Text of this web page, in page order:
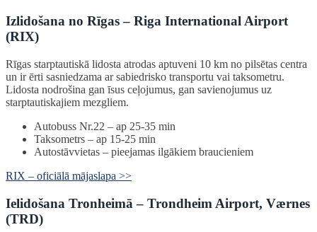
Izlidošana no Rīgas – Riga International Airport
(RIX)
Rīgas starptautiskā lidosta atrodas aptuveni 10 km no pilsētas centra
un ir ērti sasniedzama ar sabiedrisko transportu vai taksometru.
Lidosta nodrošina gan īsus ceļojumus, gan savienojumus uz
starptautiskajiem mezgliem.
Autobuss Nr.22 – ap 25-35 min
Taksometrs – ap 15-25 min
Autostāvvietas – pieejamas ilgākiem braucieniem
RIX – oficiālā mājaslapa >>
Ielidošana Tronheimā – Trondheim Airport, Værnes
(TRD)